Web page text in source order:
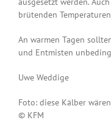
brütenden
An warmen Tagen
und Entmisten
Uwe Weddige
Foto: diese Kälber
© KFM